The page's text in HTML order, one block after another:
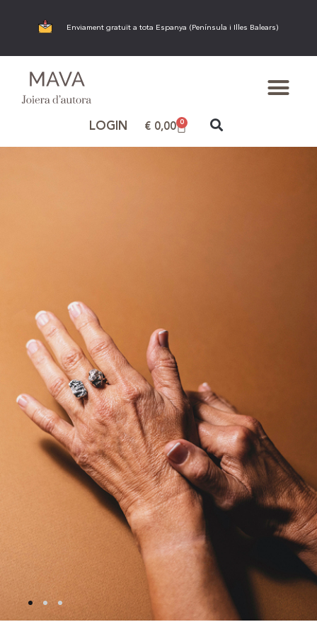
Enviament gratuït a tota Espanya (Península i Illes Balears)
LOGIN € 0,00 0